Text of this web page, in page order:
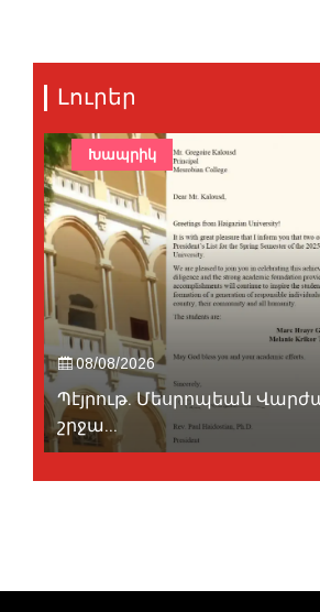
Լուրեր
08/08/2026
Պէյրութ. Մեսրոպեան
շրջա...
Խապրիկ